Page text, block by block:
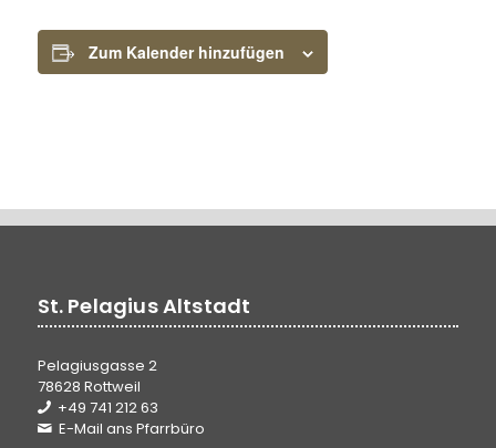
Zum Kalender hinzufügen
St. Pelagius Altstadt
Pelagiusgasse 2
78628 Rottweil
+49 741 212 63
E-Mail ans Pfarrbüro